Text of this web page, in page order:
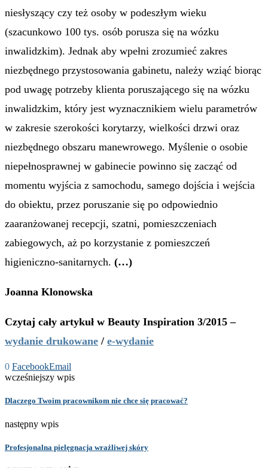
niesłyszący czy też osoby w podeszłym wieku
(szacunkowo 100 tys. osób porusza się na wózku
inwalidzkim). Jednak aby wpełni zrozumieć zakres
niezbędnego przystosowania gabinetu, należy wziąć biorąc
pod uwagę potrzeby klienta poruszającego się na wózku
inwalidzkim, który jest wyznacznikiem wielu parametrów
w zakresie szerokości korytarzy, wielkości drzwi oraz
niezbędnego obszaru manewrowego. Myślenie o osobie
niepełnosprawnej w gabinecie powinno się zacząć od
momentu wyjścia z samochodu, samego dojścia i wejścia
do obiektu, przez poruszanie się po odpowiednio
zaaranżowanej recepcji, szatni, pomieszczeniach
zabiegowych, aż po korzystanie z pomieszczeń
higieniczno-sanitarnych. (…)
Joanna Klonowska
Czytaj cały artykuł w Beauty Inspiration 3/2015 –
wydanie drukowane / e-wydanie
0 FacebookEmail
wcześniejszy wpis
Dlaczego Twoim pracownikom nie chce się pracować?
następny wpis
Profesjonalna pielęgnacja wrażliwej skóry